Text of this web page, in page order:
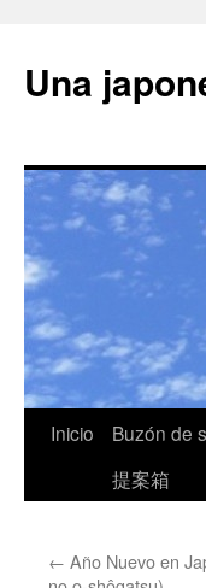
Una
Inicio
Buzón de
提案箱
← Año Nuevo en